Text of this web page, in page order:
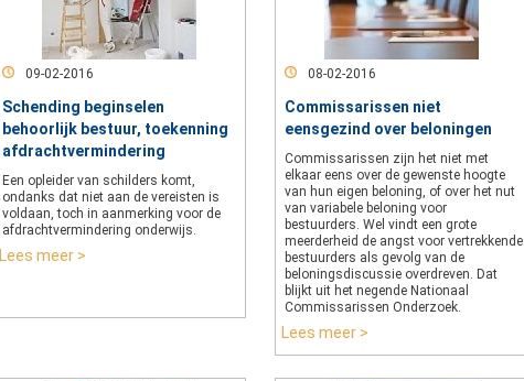
09-02-2016
Schending beginselen
behoorlijk bestuur, toekenning
afdrachtvermindering
Een opleider van schilders komt,
ondanks dat niet aan de vereisten is
voldaan, toch in aanmerking voor de
afdrachtvermindering onderwijs.
Lees meer >
08-02-2016
Commissarissen niet
eensgezind over beloningen
Commissarissen zijn het niet met
elkaar eens over de gewenste hoogte
van hun eigen beloning, of over het nut
van variabele beloning voor
bestuurders. Wel vindt een grote
meerderheid de angst voor vertrekkende
bestuurders als gevolg van de
beloningsdiscussie overdreven. Dat
blijkt uit het negende Nationaal
Commissarissen Onderzoek.
Lees meer >